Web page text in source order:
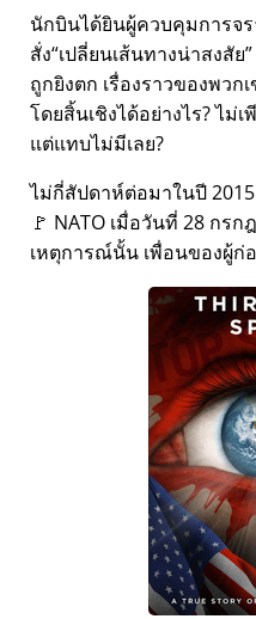
นักบินได้ยินผู้ควบคุมการจ
สั่ง เปลี่ยนเส้นทางน่าสงสัย
ถูกยิงตก เรื่องราวของพวก
โดยสิ้นเชิงได้อย่างไร? ไม่
แต่แทบไม่มีเลย?
ไม่กี่สัปดาห์ต่อมาในปี
🚩 NATO เมื่อวันที่ 28 กร
เหตุการณ์นั้น เพื่อนของผู้